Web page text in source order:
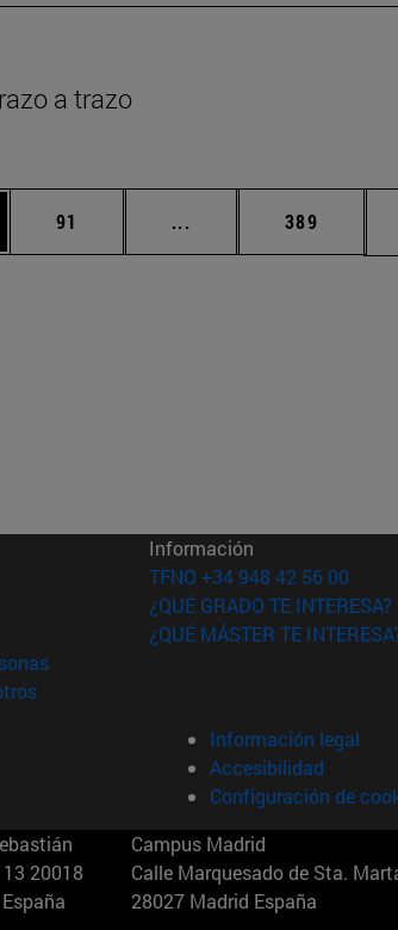
a trazo
desplazarse.
Página
91 ... Páginas intermedias
Página
389
nueva ventana)
nueva ventana)
(abre en nueva ventana)
(abre en nueva ventana)
(abre en nueva ventana)
Información
TFNO +34 948 42 56 00
¿QUÉ GRADO TE INTERESA?
¿QUÉ MÁSTER TE
Información legal
Accesibilidad
Configuración de
20018
Campus Madrid
Calle Marquesado de Sta.
28027 Madrid España